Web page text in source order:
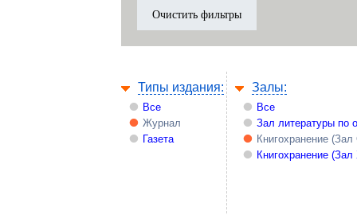
Типы издания:
Все
Журнал
Газета
Залы:
Все
Зал литературы по
Книгохранение
Книгохранение